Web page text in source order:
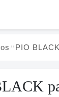
s PIO BLACK